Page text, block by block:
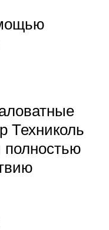
Техниколь
полностью